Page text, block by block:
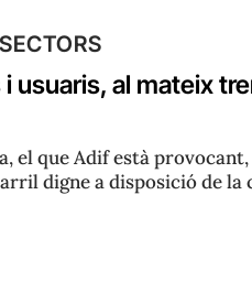
usuaris, al mateix
el que Adif està
digne a disposició de la